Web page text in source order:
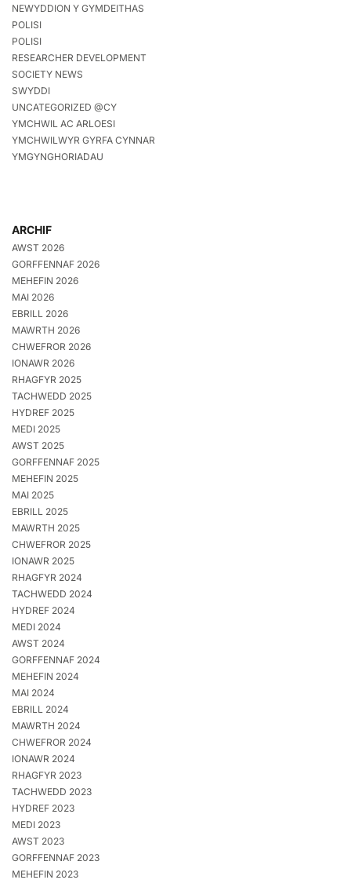
NEWYDDION Y GYMDEITHAS
POLISI
POLISI
RESEARCHER DEVELOPMENT
SOCIETY NEWS
SWYDDI
UNCATEGORIZED @CY
YMCHWIL AC ARLOESI
YMCHWILWYR GYRFA CYNNAR
YMGYNGHORIADAU
ARCHIF
AWST 2026
GORFFENNAF 2026
MEHEFIN 2026
MAI 2026
EBRILL 2026
MAWRTH 2026
CHWEFROR 2026
IONAWR 2026
RHAGFYR 2025
TACHWEDD 2025
HYDREF 2025
MEDI 2025
AWST 2025
GORFFENNAF 2025
MEHEFIN 2025
MAI 2025
EBRILL 2025
MAWRTH 2025
CHWEFROR 2025
IONAWR 2025
RHAGFYR 2024
TACHWEDD 2024
HYDREF 2024
MEDI 2024
AWST 2024
GORFFENNAF 2024
MEHEFIN 2024
MAI 2024
EBRILL 2024
MAWRTH 2024
CHWEFROR 2024
IONAWR 2024
RHAGFYR 2023
TACHWEDD 2023
HYDREF 2023
MEDI 2023
AWST 2023
GORFFENNAF 2023
MEHEFIN 2023